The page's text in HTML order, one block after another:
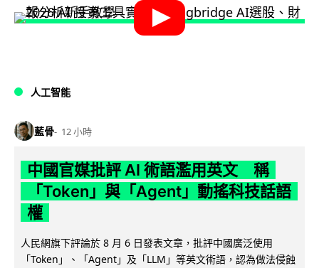
人工智能
藍骨 12 小時
中國官媒批評 AI 術語濫用英文 稱
「Token」與「Agent」動搖科技話語
權
人民網旗下評論於 8 月 6 日發表文章，批評中國廣泛使用
「Token」、「Agent」及「LLM」等英文術語，認為做法侵蝕